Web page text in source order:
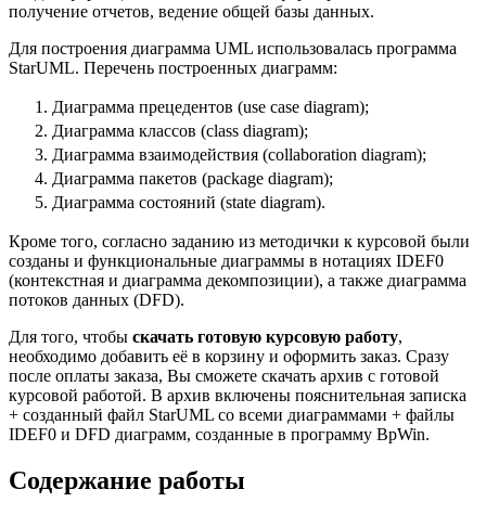
получение отчетов, ведение общей базы данных.
Для построения диаграмма UML использовалась программа
StarUML. Перечень построенных диаграмм:
Диаграмма прецедентов (use case diagram);
Диаграмма классов (class diagram);
Диаграмма взаимодействия (collaboration diagram);
Диаграмма пакетов (package diagram);
Диаграмма состояний (state diagram).
Кроме того, согласно заданию из методички к курсовой были
созданы и функциональные диаграммы в нотациях IDEF0
(контекстная и диаграмма декомпозиции), а также диаграмма
потоков данных (DFD).
Для того, чтобы скачать готовую курсовую работу,
необходимо добавить её в корзину и оформить заказ. Сразу
после оплаты заказа, Вы сможете скачать архив с готовой
курсовой работой. В архив включены пояснительная записка
+ созданный файл StarUML со всеми диаграммами + файлы
IDEF0 и DFD диаграмм, созданные в программу BpWin.
Содержание работы